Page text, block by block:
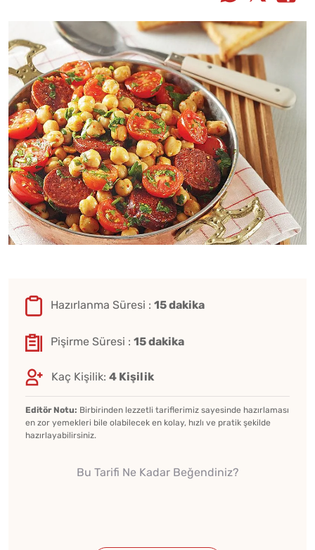
Hazırlanma Süresi : 15 dakika
Pişirme Süresi : 15 dakika
Kaç Kişilik: 4 Kişilik
Editör Notu: Birbirinden lezzetli tariflerimiz sayesinde hazırlaması
en zor yemekleri bile olabilecek en kolay, hızlı ve pratik şekilde
hazırlayabilirsiniz.
Bu Tarifi Ne Kadar Beğendiniz?